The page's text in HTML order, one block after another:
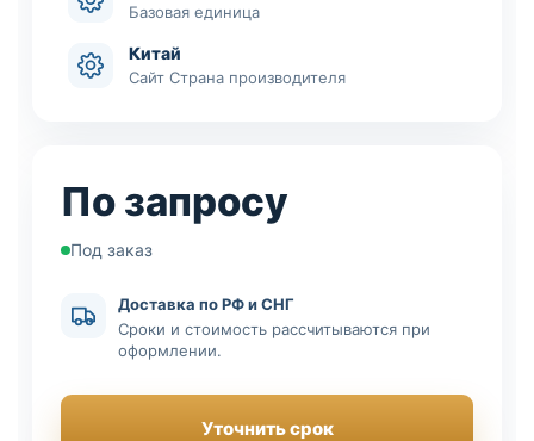
Базовая единица
Китай
Сайт Страна производителя
По запросу
Под заказ
Доставка по РФ и СНГ
Сроки и стоимость рассчитываются при
оформлении.
Уточнить срок